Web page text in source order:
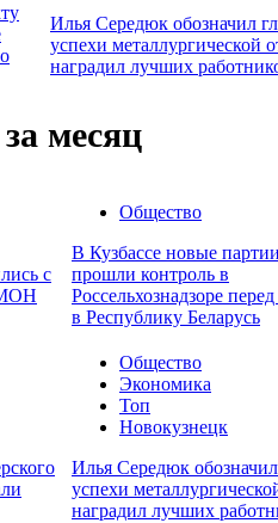
Илья Середюк обозначил
успехи металлургической
наградил лучших
месяц
с
Общество
В Кузбассе новые
прошли контроль в
Россельхознадзоре
в Республику Беларусь
Общество
Экономика
Топ
Новокузнецк
Илья Середюк
успехи
наградил лучших